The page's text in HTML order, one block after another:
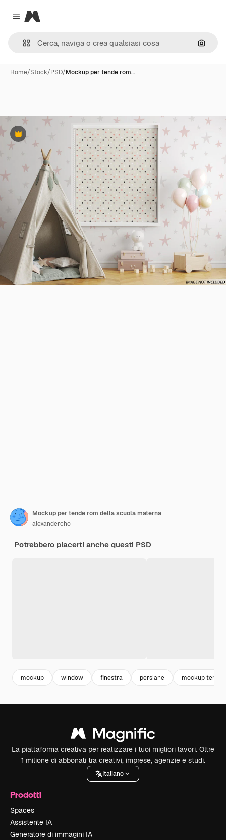
Close menu
Magnific
Cerca
Home/Stock/PSD/Mockup per tende rom…
Premium
Mockup per tende rom della scuola materna
alexandercho
Potrebbero piacerti anche questi PSD
mockup window finestra persiane mockup
La piattaforma creativa per realizzare i tuoi migliori lavori. Oltre
1 milione di abbonati tra creativi, imprese, agenzie e studi.
Italiano
Prodotti
Spaces
Assistente IA
Generatore di immagini IA